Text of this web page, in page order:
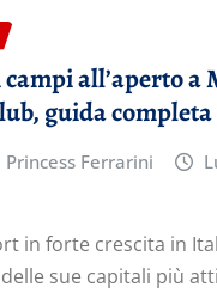
campi all’aperto a
guida completa
Princess Ferrarini
in forte crescita in
sue capitali più